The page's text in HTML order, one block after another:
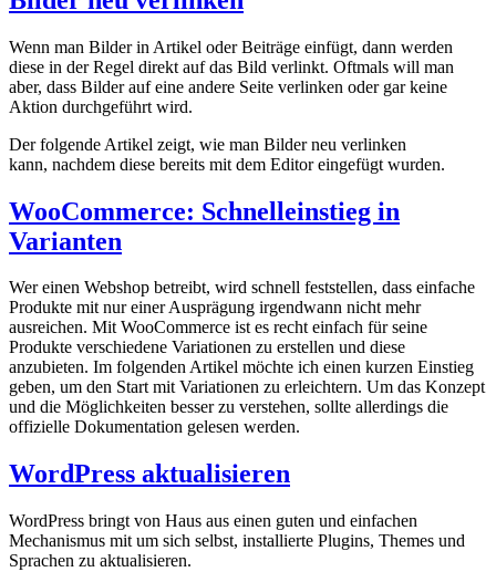
Wenn man Bilder in Artikel oder Beiträge einfügt, dann werden
diese in der Regel direkt auf das Bild verlinkt. Oftmals will man
aber, dass Bilder auf eine andere Seite verlinken oder gar keine
Aktion durchgeführt wird.
Der folgende Artikel zeigt, wie man Bilder neu verlinken
kann, nachdem diese bereits mit dem Editor eingefügt wurden.
WooCommerce: Schnelleinstieg in
Varianten
Wer einen Webshop betreibt, wird schnell feststellen, dass einfache
Produkte mit nur einer Ausprägung irgendwann nicht mehr
ausreichen. Mit WooCommerce ist es recht einfach für seine
Produkte verschiedene Variationen zu erstellen und diese
anzubieten. Im folgenden Artikel möchte ich einen kurzen Einstieg
geben, um den Start mit Variationen zu erleichtern. Um das Konzept
und die Möglichkeiten besser zu verstehen, sollte allerdings die
offizielle Dokumentation gelesen werden.
WordPress aktualisieren
WordPress bringt von Haus aus einen guten und einfachen
Mechanismus mit um sich selbst, installierte Plugins, Themes und
Sprachen zu aktualisieren.